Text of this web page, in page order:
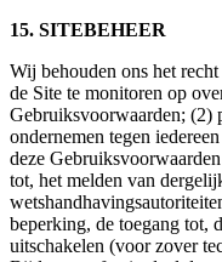
15. SITEBEHEER
Wij behouden ons het
de Site te monitoren op
Gebruiksvoorwaarden; (2)
ondernemen tegen
deze
tot, het melden van
beperking, de toegang tot,
uitschakelen (voor zover